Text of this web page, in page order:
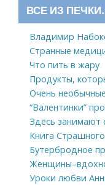
ВСЕ ИЗ
Владимир
Странные
Что пить в жару
Продукты,
Очень
“Валентинки”
Здесь занимают
Книга
Бутербродное
Уроки любви